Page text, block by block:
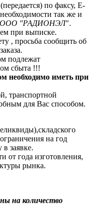
по факсу, E-
так же и
ООО "РАДИОНЭЛ".
при выписке.
, просьба сообщить об
подлежат
сбыта !!!
необходимо иметь при
транспортной
для Вас способом.
на год
заявке.
от года изготовления,
рынка.
на количество